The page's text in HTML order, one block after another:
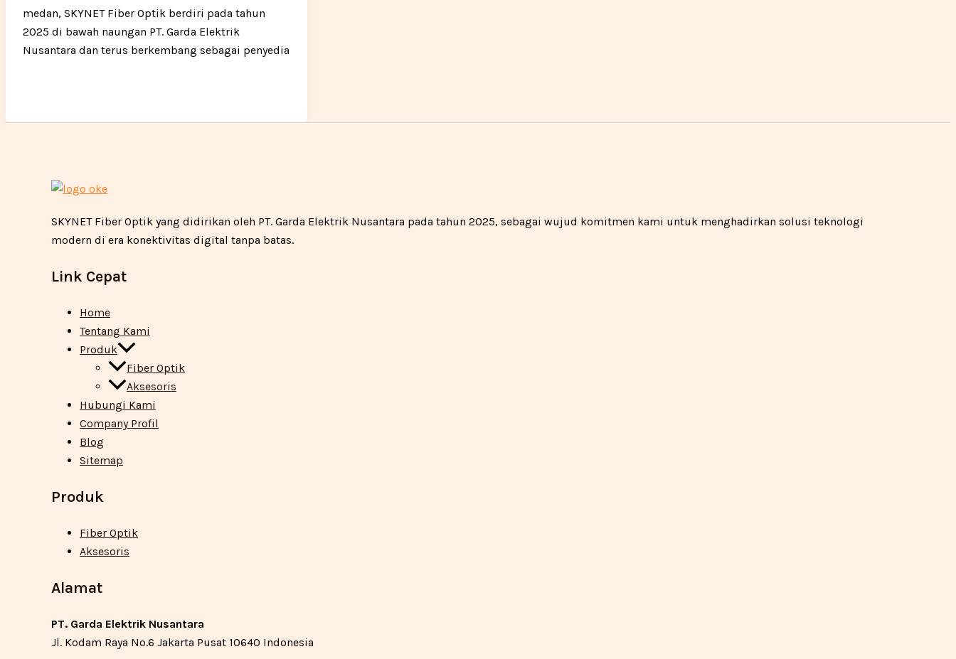
medan, SKYNET Fiber Optik berdiri pada tahun
2025 di bawah naungan PT. Garda Elektrik
Nusantara dan terus berkembang sebagai penyedia
SKYNET Fiber Optik yang didirikan oleh PT. Garda Elektrik Nusantara pada tahun 2025, sebagai wujud komitmen kami untuk menghadirkan solusi teknologi
modern di era konektivitas digital tanpa batas.
Link Cepat
Home
Tentang Kami
Produk
Fiber Optik
Aksesoris
Hubungi Kami
Company Profil
Blog
Sitemap
Produk
Fiber Optik
Aksesoris
Alamat
PT. Garda Elektrik Nusantara
Jl. Kodam Raya No.6 Jakarta Pusat 10640 Indonesia